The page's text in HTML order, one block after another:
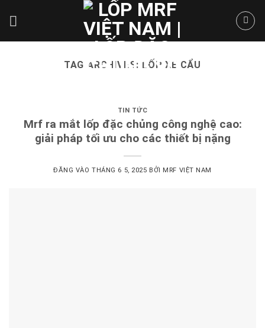
TAG ARCHIVES: LỐP XE CẨU
TIN TỨC
Mrf ra mắt lốp đặc chủng công nghệ cao:
giải pháp tối ưu cho các thiết bị nặng
ĐĂNG VÀOTHÁNG 6 5, 2025 BỞI MRF VIỆT NAM